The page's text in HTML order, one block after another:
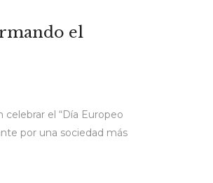
el
el “Día Europeo
por una sociedad más